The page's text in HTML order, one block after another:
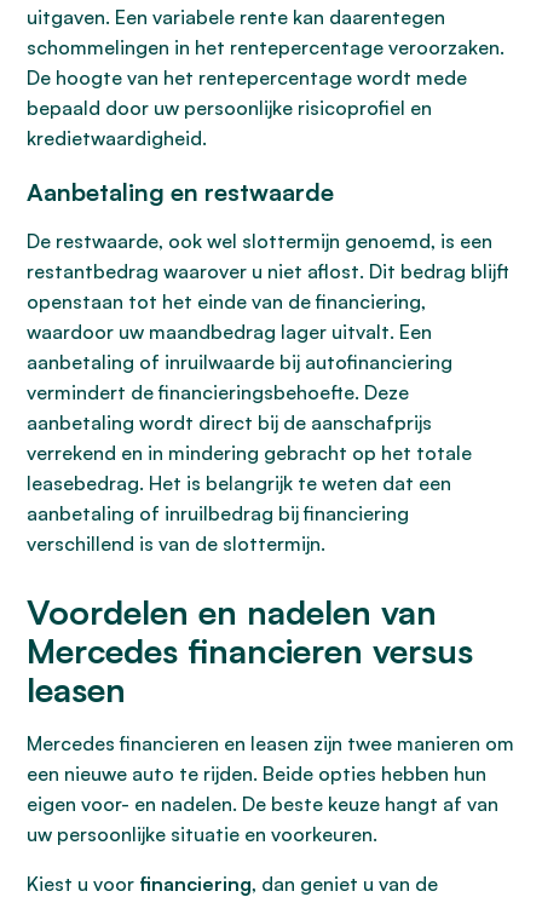
uitgaven. Een variabele rente kan daarentegen
schommelingen in het rentepercentage veroorzaken.
De hoogte van het rentepercentage wordt mede
bepaald door uw persoonlijke risicoprofiel en
kredietwaardigheid.
Aanbetaling en restwaarde
De restwaarde, ook wel slottermijn genoemd, is een
restantbedrag waarover u niet aflost. Dit bedrag blijft
openstaan tot het einde van de financiering,
waardoor uw maandbedrag lager uitvalt. Een
aanbetaling of inruilwaarde bij autofinanciering
vermindert de financieringsbehoefte. Deze
aanbetaling wordt direct bij de aanschafprijs
verrekend en in mindering gebracht op het totale
leasebedrag. Het is belangrijk te weten dat een
aanbetaling of inruilbedrag bij financiering
verschillend is van de slottermijn.
Voordelen en nadelen van
Mercedes financieren versus
leasen
Mercedes financieren en leasen zijn twee manieren om
een nieuwe auto te rijden. Beide opties hebben hun
eigen voor- en nadelen. De beste keuze hangt af van
uw persoonlijke situatie en voorkeuren.
Kiest u voor financiering, dan geniet u van de